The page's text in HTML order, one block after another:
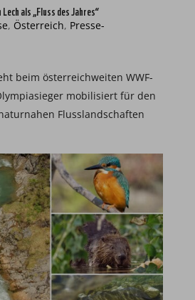
als „Fluss des Jahres“
, Österreich, Presse-
beim österreichweiten WWF-
mobilisiert für den
Flusslandschaften